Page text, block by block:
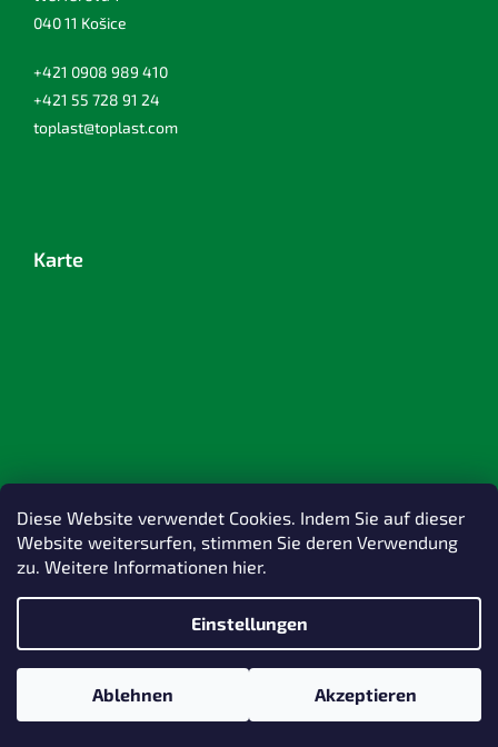
Diese Website verwendet Cookies. Indem Sie auf dieser
Website weitersurfen, stimmen Sie deren Verwendung
zu. Weitere Informationen hier.
Einstellungen
Ablehnen Akzeptieren
040 11 Košice
+421 0908 989 410
+421 55 728 91 24
toplast@toplast.com
Karte
Erstellt von Shoptet
Copyright 2026TOPlast, a.s. . Alle Rechte vorbehalten.